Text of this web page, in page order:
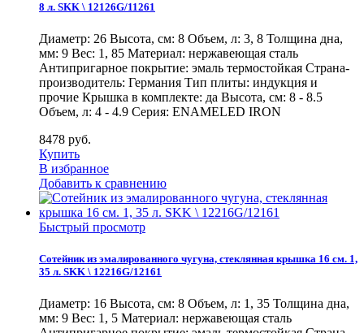
8 л. SKK \ 12126G/11261
Диаметр: 26 Высота, см: 8 Объем, л: 3, 8 Толщина дна,
мм: 9 Вес: 1, 85 Материал: нержавеющая сталь
Антипригарное покрытие: эмаль термостойкая Страна-
производитель: Германия Тип плиты: индукция и
прочие Крышка в комплекте: да Высота, см: 8 - 8.5
Объем, л: 4 - 4.9 Серия: ENAMELED IRON
8478 руб.
Купить
В избранное
Добавить к сравнению
Быстрый просмотр
Сотейник из эмалированного чугуна, стеклянная крышка 16 см. 1,
35 л. SKK \ 12216G/12161
Диаметр: 16 Высота, см: 8 Объем, л: 1, 35 Толщина дна,
мм: 9 Вес: 1, 5 Материал: нержавеющая сталь